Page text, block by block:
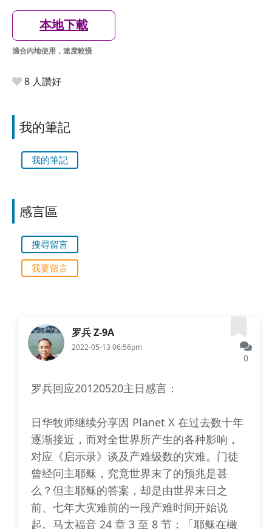
本地下載
適合內地使用，速度較慢
8 人讚好
我的筆記
我的筆記
感言區
搜尋留言
我要留言
罗兵 Z-9A
2022-05-13 06:56pm
0
罗兵回应20120520主日感言：
日华牧师继续分享因 Planet X 在过去数十年
逐渐接近，而对全世界所产生的各种影响，
对应《启示录》谈及产难级数的灾难。门徒
曾经问主耶稣，究竟世界末了的预兆是甚
么？但主耶稣的答案，却是由世界末日之
前、七年大灾难前的一段产难时间开始说
起。马太福音 24 章 3 至 8 节：「耶稣在橄